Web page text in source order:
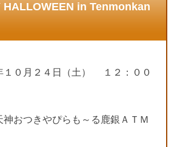
HALLOWEEN in Tenmonkan
１０月２４日（土） １２：００
神おつきやぴらも～る鹿銀ＡＴＭ